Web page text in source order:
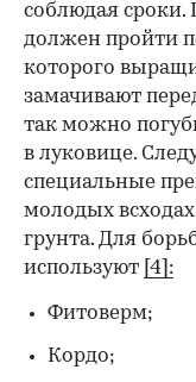
соблюдая сроки.
должен пройти
которого
замачивают
так можно
в луковице.
специальные
молодых
грунта. Для
используют [4]:
Фитоверм;
Кордо;